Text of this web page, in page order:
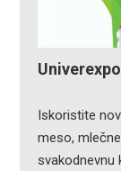
Iskoristite
meso,
svakodnevnu